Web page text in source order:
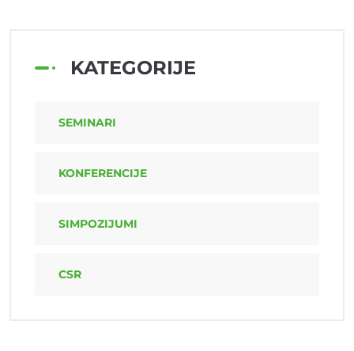
KATEGORIJE
SEMINARI
KONFERENCIJE
SIMPOZIJUMI
CSR